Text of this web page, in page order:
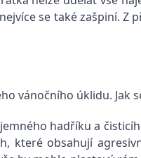
se také zašpiní.
vánočního úklidu. Jak
hadříku a
které obsahují